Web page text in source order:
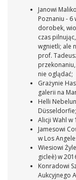
Janowi
Poznaniu - 6
dorobek,
czas
wgnietli; ale
prof.
nie oglądać;
Grażynie
galerii na
Helli
Düsseldorfie;
Alicji Wahl
Jamesowi
w Los
Wiesiowi
gicleè) w
Konradowi
Aukcyjnego